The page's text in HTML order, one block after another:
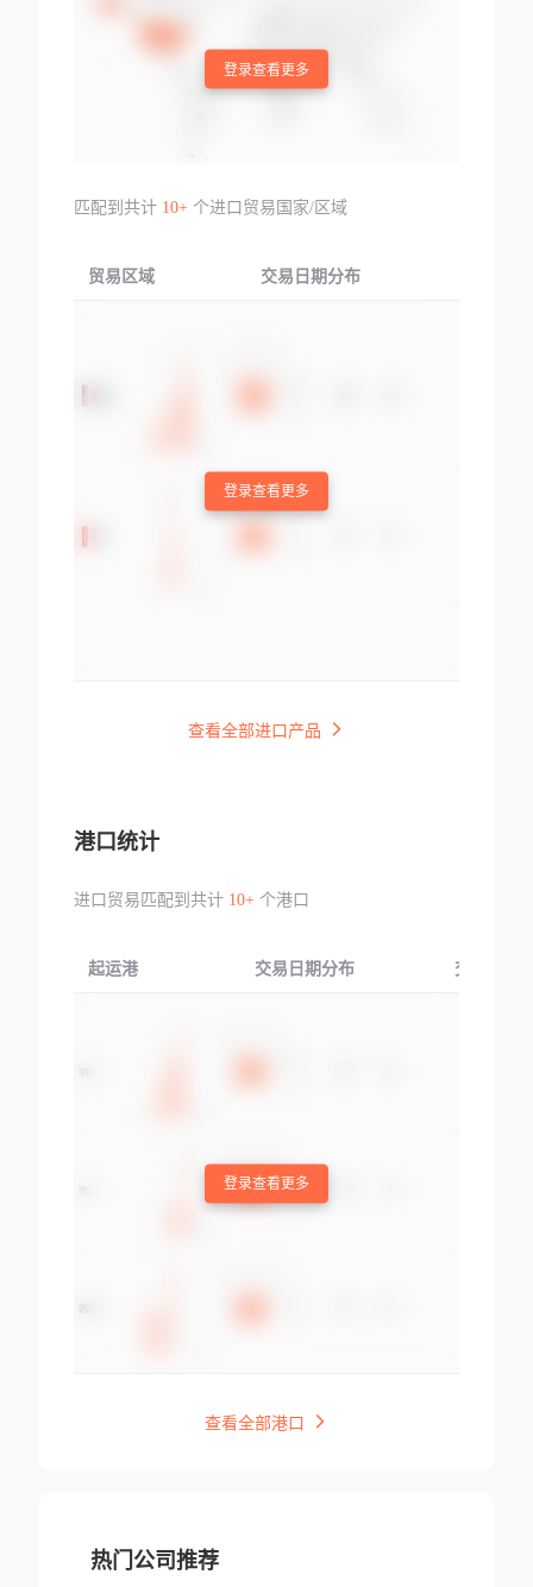
登录查看更多
匹配到共计 10+个进口贸易国家/区域
贸易区域 交易日期分布
登录查看更多
查看全部进口产品
港口统计
进口贸易匹配到共计 10+个港口
起运港 交易日期分布 交易产品
登录查看更多
查看全部港口
热门公司推荐